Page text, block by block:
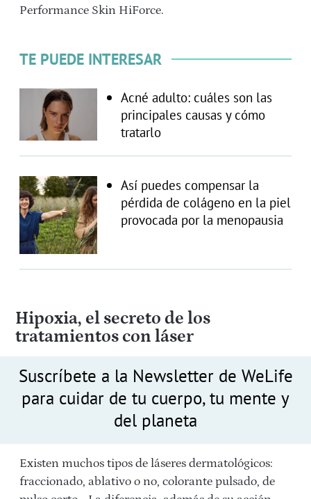
Performance Skin HiForce.
TE PUEDE INTERESAR
Acné adulto: cuáles son las
principales causas y cómo
tratarlo
Así puedes compensar la
pérdida de colágeno en la piel
provocada por la menopausia
Hipoxia, el secreto de los
tratamientos con láser
Suscríbete a la Newsletter de WeLife
para cuidar de tu cuerpo, tu mente y
del planeta
Existen muchos tipos de láseres dermatológicos:
fraccionado, ablativo o no, colorante pulsado, de